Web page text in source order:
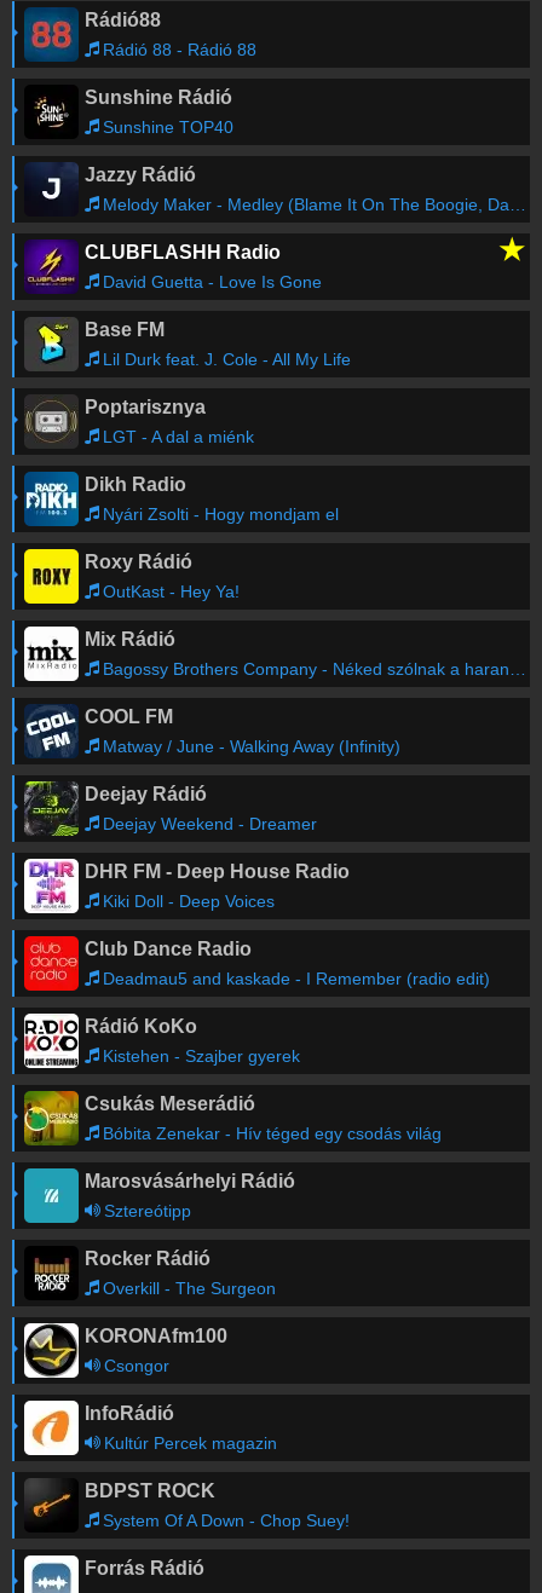
Rádió88
Rádió 88 - Rádió 88
Sunshine Rádió
Sunshine TOP40
Jazzy Rádió
Melody Maker - Medley (Blame It On The Boogie, Dance Little Sister, Le Freak, Kiss, Uptown Funk)
CLUBFLASHH Radio ★
David Guetta - Love Is Gone
Base FM
Lil Durk feat. J. Cole - All My Life
Poptarisznya
LGT - A dal a miénk
Dikh Radio
Nyári Zsolti - Hogy mondjam el
Roxy Rádió
OutKast - Hey Ya!
Mix Rádió
Bagossy Brothers Company - Néked szólnak a harangok (Dj.IsI Remix)
COOL FM
Matway / June - Walking Away (Infinity)
Deejay Rádió
Deejay Weekend - Dreamer
DHR FM - Deep House Radio
Kiki Doll - Deep Voices
Club Dance Radio
Deadmau5 and kaskade - I Remember (radio edit)
Rádió KoKo
Kistehen - Szajber gyerek
Csukás Meserádió
Bóbita Zenekar - Hív téged egy csodás világ
Marosvásárhelyi Rádió
Sztereótipp
Rocker Rádió
Overkill - The Surgeon
KORONAfm100
Csongor
InfoRádió
Kultúr Percek magazin
BDPST ROCK
System Of A Down - Chop Suey!
Forrás Rádió